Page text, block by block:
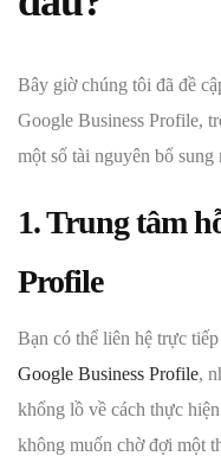
Bây giờ chúng tôi đã đề
Google Business Profile,
một số tài nguyên bổ sung
1. Trung tâm
Profile
Bạn có thể liên hệ trực
Google Business Profile,
khổng lồ về cách thực
không muốn chờ đợi một